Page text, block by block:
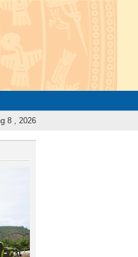
vụ công tác kiểm tra, giám sát
8 , 2026